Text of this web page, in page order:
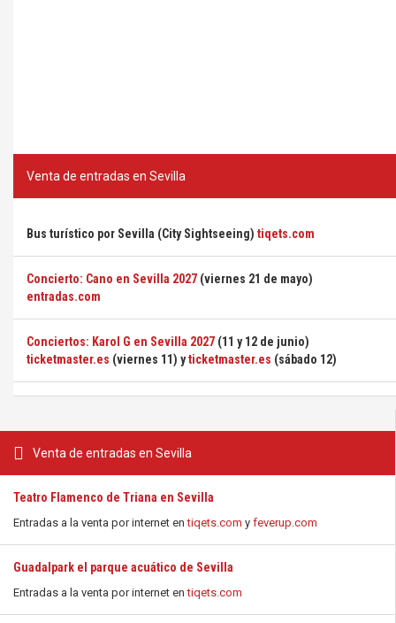
Venta de entradas en Sevilla
Teatro Flamenco de Triana en Sevilla
Entradas a la venta por internet entiqets.com y feverup.com
Guadalpark el parque acuático de Sevilla
Entradas a la venta por internet entiqets.com
Venta de entradas en Sevilla
Bus turístico por Sevilla (City Sightseeing) tiqets.com
Concierto: Cano en Sevilla 2027 (viernes 21 de mayo)
entradas.com
Conciertos: Karol G en Sevilla 2027 (11 y 12 de junio)
ticketmaster.es (viernes 11) yticketmaster.es (sábado 12)